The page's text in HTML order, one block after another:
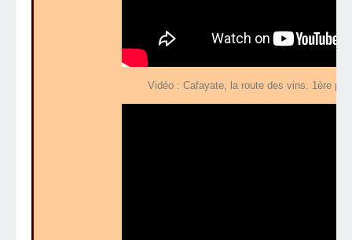
Vidéo : Cafayate, la route des vins. 1ère